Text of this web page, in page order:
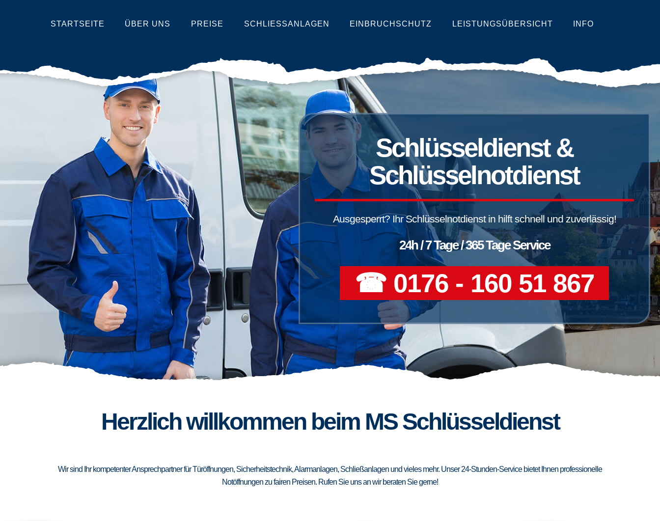
STARTSEITE ÜBER UNS PREISE SCHLIESSANLAGEN EINBRUCHSCHUTZ LEISTUNGSÜBERSICHT INFO
Schlüsseldienst &
Schlüsselnotdienst
Ausgesperrt? Ihr Schlüsselnotdienst in hilft schnell und zuverlässig!
24h / 7 Tage / 365 Tage Service
☎ 0176 - 160 51 867
Herzlich willkommen beim MS Schlüsseldienst
Wir sind Ihr kompetenter Ansprechpartner für Türöffnungen, Sicherheitstechnik, Alarmanlagen, Schließanlagen und vieles mehr. Unser 24-Stunden-Service bietet Ihnen professionelle
Notöffnungen zu fairen Preisen. Rufen Sie uns an wir beraten Sie gerne!